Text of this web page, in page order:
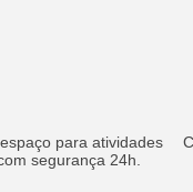
para atividades
segurança 24h.